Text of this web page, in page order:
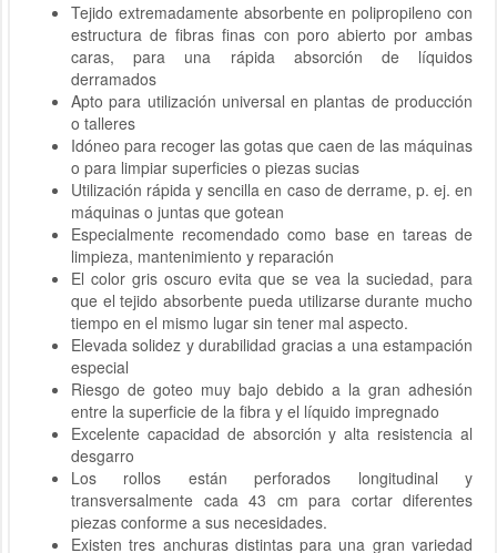
Tejido extremadamente absorbente en polipropileno con
estructura de fibras finas con poro abierto por ambas
caras, para una rápida absorción de líquidos
derramados
Apto para utilización universal en plantas de producción
o talleres
Idóneo para recoger las gotas que caen de las máquinas
o para limpiar superficies o piezas sucias
Utilización rápida y sencilla en caso de derrame, p. ej. en
máquinas o juntas que gotean
Especialmente recomendado como base en tareas de
limpieza, mantenimiento y reparación
El color gris oscuro evita que se vea la suciedad, para
que el tejido absorbente pueda utilizarse durante mucho
tiempo en el mismo lugar sin tener mal aspecto.
Elevada solidez y durabilidad gracias a una estampación
especial
Riesgo de goteo muy bajo debido a la gran adhesión
entre la superficie de la fibra y el líquido impregnado
Excelente capacidad de absorción y alta resistencia al
desgarro
Los rollos están perforados longitudinal y
transversalmente cada 43 cm para cortar diferentes
piezas conforme a sus necesidades.
Existen tres anchuras distintas para una gran variedad